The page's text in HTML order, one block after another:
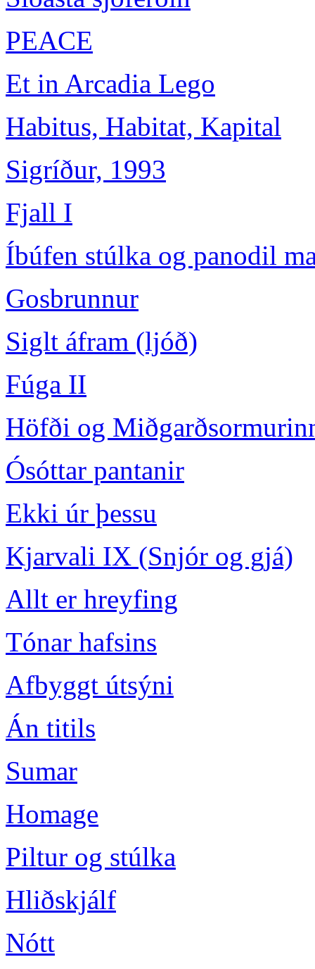
PEACE
Et in Arcadia Lego
Habitus, Habitat, Kapital
Sigríður, 1993
Fjall I
Íbúfen stúlka og panodil
Gosbrunnur
Siglt áfram (ljóð)
Fúga II
Höfði og
Ósóttar pantanir
Ekki úr þessu
Kjarvali IX (Snjór og gjá)
Allt er hreyfing
Tónar hafsins
Afbyggt útsýni
Án titils
Sumar
Homage
Piltur og stúlka
Hliðskjálf
Nótt